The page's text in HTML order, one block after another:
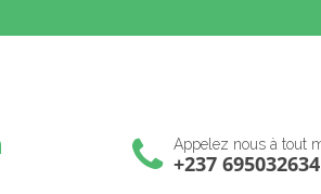
Appelez nous à tout
+237 695032634